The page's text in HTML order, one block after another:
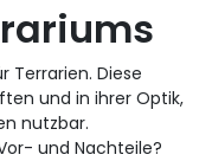
Terrarien. Diese
und in ihrer Optik,
nutzbar.
und Nachteile?